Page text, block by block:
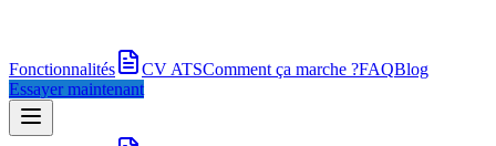
Fonctionnalités CV ATSComment ça marche ?FAQBlog
Essayer maintenant